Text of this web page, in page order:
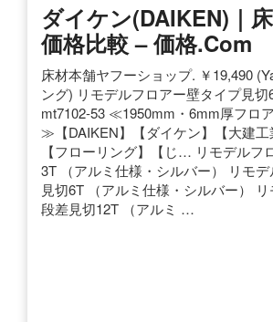
ダイケン(DAIKEN)｜
価格比較 – 価格.com
床材本舗ヤフーショップ. ￥19,490
ング) リモデルフロアー壁タイプ見切
mt7102-53 ≪1950mm・6mm厚フロ
≫【DAIKEN】【ダイケン】【大建工
【フローリング】【じ… リモデルフ
3T （アルミ仕様・シルバー） リモ
見切6T （アルミ仕様・シルバー）
段差見切12T （アルミ …